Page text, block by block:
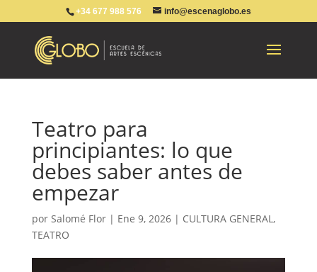
+34 677 988 576 info@escenaglobo.es
Teatro para
principiantes: lo que
debes saber antes de
empezar
por Salomé Flor| Ene 9, 2026| CULTURA GENERAL,
TEATRO